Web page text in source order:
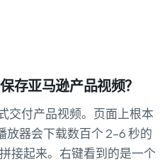
存亚马逊产品视频？
交付产品视频。页面上根本
器会下载数百个 2–6 秒的
接起来。右键看到的是一个